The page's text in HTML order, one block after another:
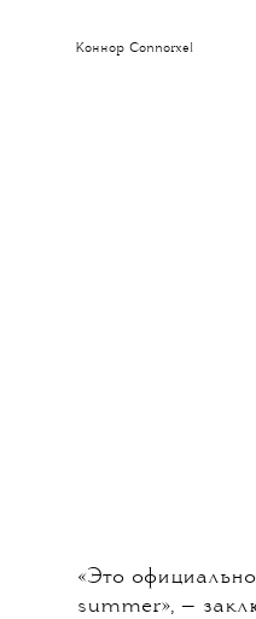
Коннор Connorxel
«Это
summer», —